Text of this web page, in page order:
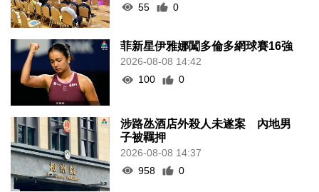
55
0
菲新星伊雅娜闖多倫多網球賽16強
2026-08-08 14:42
100
0
涉路氹酒店外殺人未遂案 內地男
子被羈押
2026-08-08 14:37
958
0